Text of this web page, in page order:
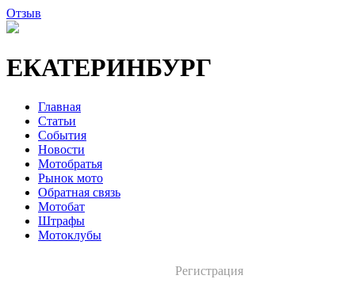
Отзыв
ЕКАТЕРИНБУРГ
Главная
Статьи
События
Новости
Мотобратья
Рынок мото
Обратная связь
Мотобат
Штрафы
Мотоклубы
Регистрация